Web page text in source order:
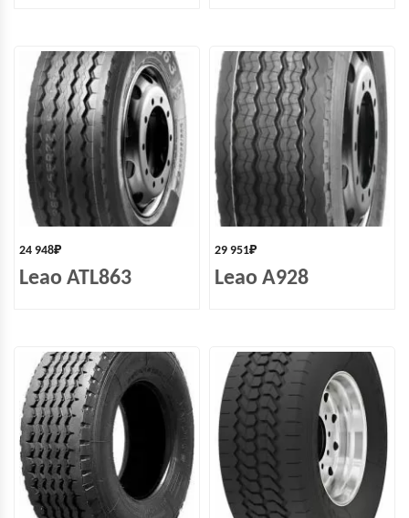
24 948₽
Leao ATL863
29 951₽
Leao A928